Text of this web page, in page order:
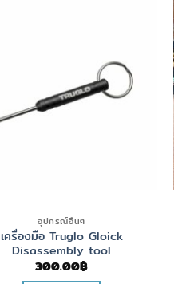
อุปกรณ์อื่นๆ
เครื่องมือ Truglo Gloick
Disassembly tool
300.00฿